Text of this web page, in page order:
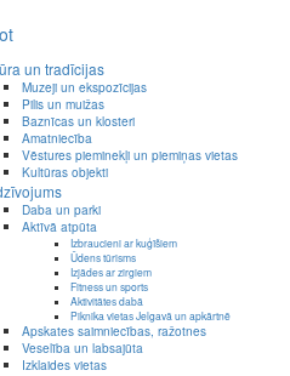
un tradīcijas
Muzeji un ekspozīcijas
Pilis un muižas
Baznīcas un klosteri
Amatniecība
Vēstures pieminekļi un piemiņas vietas
Kultūras objekti
Daba un parki
Aktīvā atpūta
Izbraucieni ar kuģīšiem
Ūdens tūrisms
Izjādes ar zirgiem
Fitness un sports
Aktivitātes dabā
Piknika vietas Jelgavā un apkārtnē
Apskates saimniecības, ražotnes
Veselība un labsajūta
Izklaides vietas